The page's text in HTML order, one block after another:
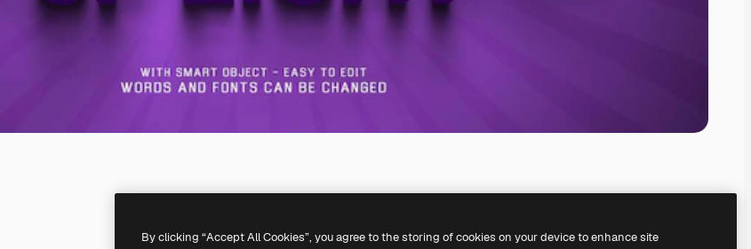
By clicking “Accept All Cookies”, you agree to the storing of cookies on your device to enhance site